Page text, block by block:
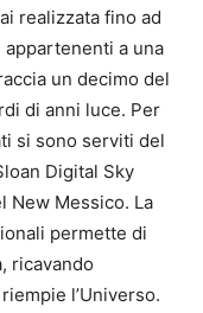
realizzata fino ad
a una
un decimo del
di anni luce. Per
si sono serviti del
Digital Sky
New Messico. La
permette di
ricavando
l’Universo.